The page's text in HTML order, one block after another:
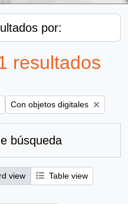
por:
resultados
Remove filter:
Con objetos digitales
búsqueda
view
Table view